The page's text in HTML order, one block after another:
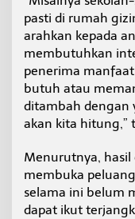
pasti di rumah
arahkan kepada
membutuhkan
penerima
butuh atau
ditambah dengan
akan kita hitung,”
Menurutnya, hasil
membuka
selama ini belum
dapat ikut